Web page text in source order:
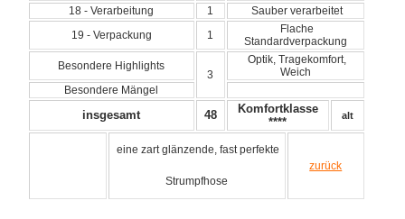
18 - Verarbeitung
1
Sauber verarbeitet
19 - Verpackung
1
Flache
Standardverpackung
Besondere Highlights
3
Optik, Tragekomfort,
Weich
Besondere Mängel
insgesamt 48
Komfortklasse
****
alt
eine zart glänzende, fast perfekte
Strumpfhose
zurück